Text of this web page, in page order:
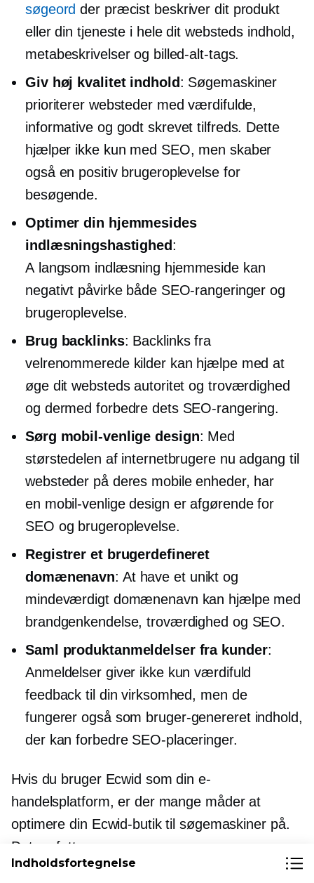
søgeord der præcist beskriver dit produkt
eller din tjeneste i hele dit websteds indhold,
metabeskrivelser og billed-alt-tags.
Giv høj kvalitetindhold: Søgemaskiner
prioriterer websteder med værdifulde,
informative og godt skrevet tilfreds. Dette
hjælper ikke kun med SEO, men skaber
også en positiv brugeroplevelse for
besøgende.
Optimer din hjemmesides
indlæsningshastighed:
A langsom indlæsning hjemmeside kan
negativt påvirke både SEO-rangeringer og
brugeroplevelse.
Brug backlinks: Backlinks fra
velrenommerede kilder kan hjælpe med at
øge dit websteds autoritet og troværdighed
og dermed forbedre dets SEO-rangering.
Sørg mobil-venlige design: Med
størstedelen af ​​internetbrugere nu adgang til
websteder på deres mobile enheder, har
en mobil-venligedesign er afgørende for
SEO og brugeroplevelse.
Registrer et brugerdefineret
domænenavn: At have et unikt og
mindeværdigt domænenavn kan hjælpe med
brandgenkendelse, troværdighed og SEO.
Saml produktanmeldelser fra kunder:
Anmeldelser giver ikke kun værdifuld
feedback til din virksomhed, men de
fungerer også som bruger-genereretindhold,
der kan forbedre SEO-placeringer.
Hvis du bruger Ecwid som din e-
handelsplatform, er der mange måder at
optimere din Ecwid-butik til søgemaskiner på.
Det omfatter:
Indholdsfortegnelse